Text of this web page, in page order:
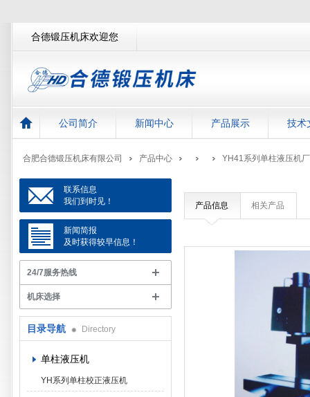
合德锻压机床欢迎您
公司简介 新闻中心 产品展示 技术
合肥合德锻压机床有限公司 产品中心 YH41系列单柱液压机厂
产品信息 相关产品
联系信息
我们到时见！
新闻简报
及时获得较早信息！
24/7服务热线
机床选择
目录导航 Directory
单柱液压机
YH系列单柱校正液压机